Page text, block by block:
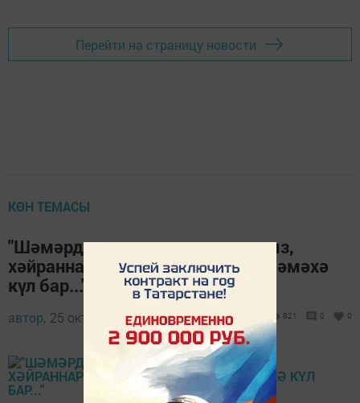
Перейти на страницу новости
КӨН ТЕМАСЫ
"Шәмәрдәнгә генә менеп карагыз,
хәйраннарга калырсыз, бездә шәмәхә
күл бар..."
автор, 25 октябрь 2013 - 06:55 821 0 0